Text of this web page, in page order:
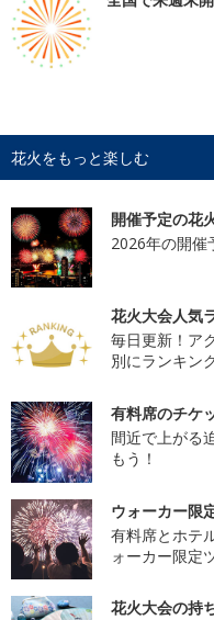
花火をもっと楽しむ
開催予定の花
2026年の開催
花火大会人気
毎日更新！ア
別にランキン
有料席のチケ
間近で上がる
もう！
ウォーカー限
有料席とホテ
ォーカー限定
花火大会の持